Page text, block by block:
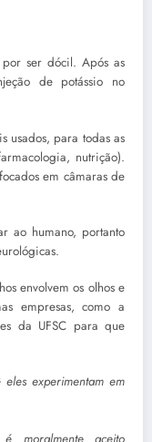
ser dócil. Após as
de potássio no
usados, para todas as
nutrição).
em câmaras de
ao humano, portanto
envolvem os olhos e
empresas, como a
da UFSC para que
eles experimentam em